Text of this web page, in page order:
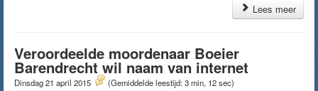
Lees meer
Veroordeelde moordenaar Boeier
Barendrecht wil naam van internet
Dinsdag 21 april 2015 (Gemiddelde leestijd: 3 min, 12 sec)